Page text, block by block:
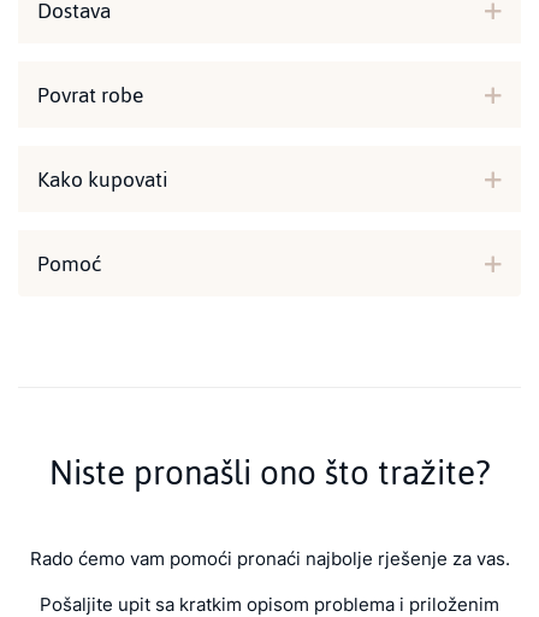
Dostava
Povrat robe
Kako kupovati
Pomoć
Niste pronašli ono što tražite?
Rado ćemo vam pomoći pronaći najbolje rješenje za vas.
Pošaljite upit sa kratkim opisom problema i priloženim